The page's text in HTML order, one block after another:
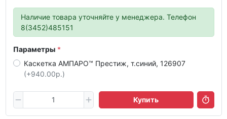
Наличие товара уточняйте у менеджера. Телефон
8(3452)485151
Параметры
Каскетка АМПАРО™ Престиж, т.синий, 126907
(+940.00р.)
Купить